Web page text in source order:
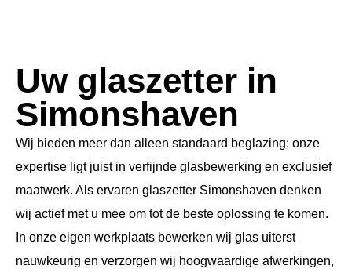
Uw glaszetter in
Simonshaven
Wij bieden meer dan alleen standaard beglazing; onze
expertise ligt juist in verfijnde glasbewerking en exclusief
maatwerk. Als ervaren glaszetter Simonshaven denken
wij actief met u mee om tot de beste oplossing te komen.
In onze eigen werkplaats bewerken wij glas uiterst
nauwkeurig en verzorgen wij hoogwaardige afwerkingen,